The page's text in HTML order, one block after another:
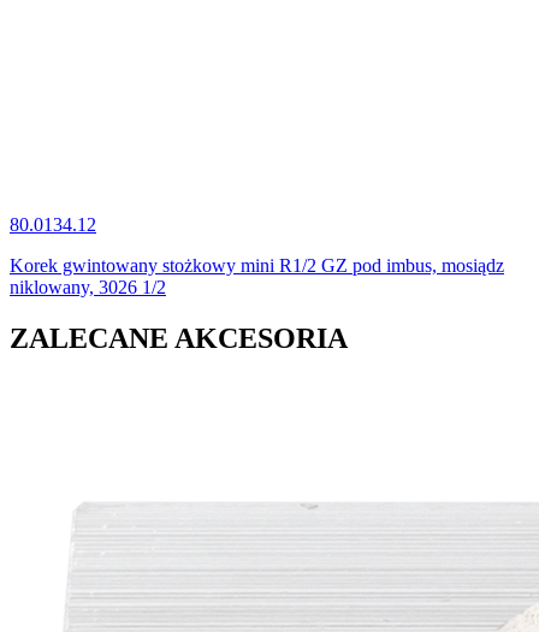
80.0134.12
Korek gwintowany stożkowy mini R1/2 GZ pod imbus, mosiądz
niklowany, 3026 1/2
ZALECANE AKCESORIA